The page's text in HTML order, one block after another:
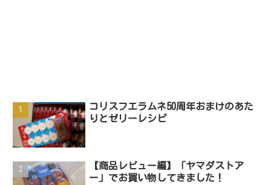
コリスフエラムネ50周年おまけのあた
りとゼリーレシピ
【商品レビュー編】「ヤマダストア
ー」でお買い物してきました！